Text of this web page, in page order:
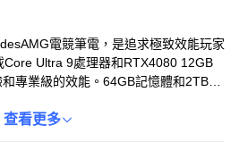
電競筆電，是追求極致效能玩家
Core Ultra 9處理器和RTX4080 12GB
專業級的效能。64GB記憶體和2TB
浸在遊戲世界中。預載WIN11 Pro作
查看更多